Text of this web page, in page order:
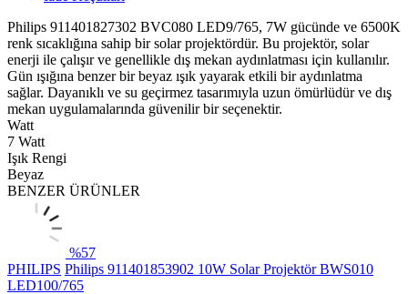
Philips 911401827302 BVC080 LED9/765, 7W gücünde ve 6500K
renk sıcaklığına sahip bir solar projektördür. Bu projektör, solar
enerji ile çalışır ve genellikle dış mekan aydınlatması için kullanılır.
Gün ışığına benzer bir beyaz ışık yayarak etkili bir aydınlatma
sağlar. Dayanıklı ve su geçirmez tasarımıyla uzun ömürlüdür ve dış
mekan uygulamalarında güvenilir bir seçenektir.
Watt
7 Watt
Işık Rengi
Beyaz
BENZER ÜRÜNLER
%57
PHILIPS Philips 911401853902 10W Solar Projektör BWS010
LED100/765